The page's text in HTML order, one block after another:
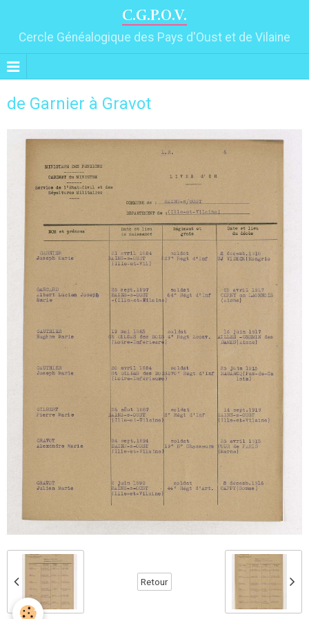
C.G.P.O.V.
Cercle Généalogique des Pays d'Oust et de Vilaine
de Garnier à Gravot
Retour